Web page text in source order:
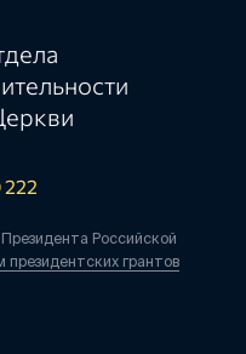
222
Российской
президентских грантов